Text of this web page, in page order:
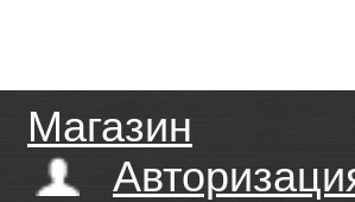
Магазин